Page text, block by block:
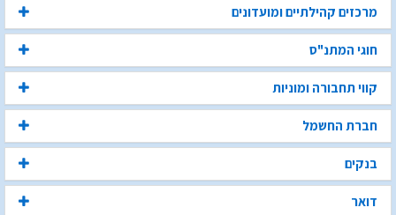
מרכזים קהילתיים ומועדונים
חוגי המתנ"ס
קווי תחבורה ומוניות
חברת החשמל
בנקים
דואר